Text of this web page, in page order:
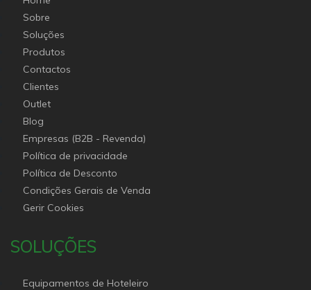
Sobre
Soluções
Produtos
Contactos
Clientes
Outlet
Blog
Empresas (B2B - Revenda)
Política de privacidade
Política de Desconto
Condições Gerais de Venda
Gerir Cookies
SOLUÇÕES
Equipamentos de Hoteleiro